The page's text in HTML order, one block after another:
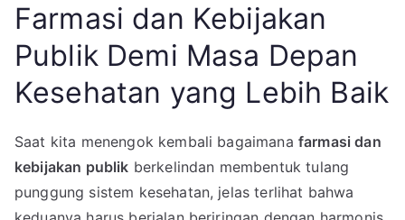
Farmasi dan Kebijakan
Publik Demi Masa Depan
Kesehatan yang Lebih Baik
Saat kita menengok kembali bagaimana farmasi dan
kebijakan publik berkelindan membentuk tulang
punggung sistem kesehatan, jelas terlihat bahwa